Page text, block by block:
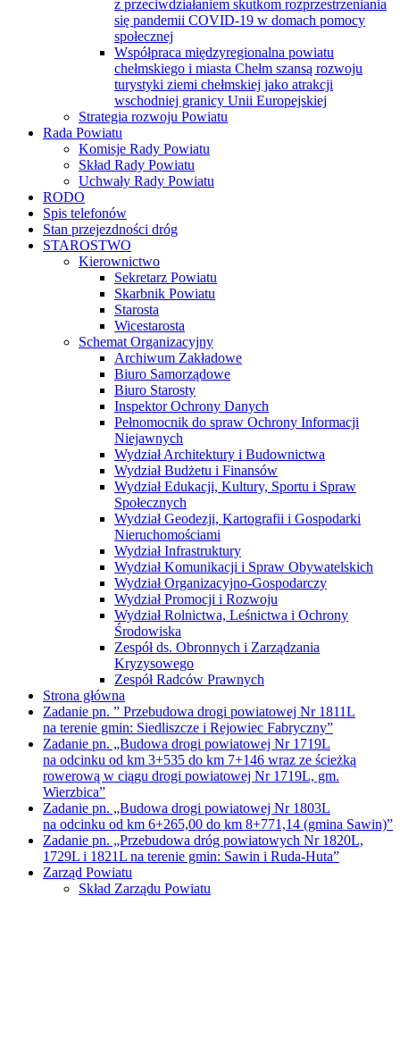
z przeciwdziałaniem skutkom rozprzestrzeniania
się pandemii COVID-19 w domach pomocy
społecznej
Współpraca międzyregionalna powiatu
chełmskiego i miasta Chełm szansą rozwoju
turystyki ziemi chełmskiej jako atrakcji
wschodniej granicy Unii Europejskiej
Strategia rozwoju Powiatu
Rada Powiatu
Komisje Rady Powiatu
Skład Rady Powiatu
Uchwały Rady Powiatu
RODO
Spis telefonów
Stan przejezdności dróg
STAROSTWO
Kierownictwo
Sekretarz Powiatu
Skarbnik Powiatu
Starosta
Wicestarosta
Schemat Organizacyjny
Archiwum Zakładowe
Biuro Samorządowe
Biuro Starosty
Inspektor Ochrony Danych
Pełnomocnik do spraw Ochrony Informacji
Niejawnych
Wydział Architektury i Budownictwa
Wydział Budżetu i Finansów
Wydział Edukacji, Kultury, Sportu i Spraw
Społecznych
Wydział Geodezji, Kartografii i Gospodarki
Nieruchomościami
Wydział Infrastruktury
Wydział Komunikacji i Spraw Obywatelskich
Wydział Organizacyjno-Gospodarczy
Wydział Promocji i Rozwoju
Wydział Rolnictwa, Leśnictwa i Ochrony
Środowiska
Zespół ds. Obronnych i Zarządzania
Kryzysowego
Zespół Radców Prawnych
Strona główna
Zadanie pn. ” Przebudowa drogi powiatowej Nr 1811L
na terenie gmin: Siedliszcze i Rejowiec Fabryczny”
Zadanie pn. „Budowa drogi powiatowej Nr 1719L
na odcinku od km 3+535 do km 7+146 wraz ze ścieżką
rowerową w ciągu drogi powiatowej Nr 1719L, gm.
Wierzbica”
Zadanie pn. „Budowa drogi powiatowej Nr 1803L
na odcinku od km 6+265,00 do km 8+771,14 (gmina Sawin)”
Zadanie pn. „Przebudowa dróg powiatowych Nr 1820L,
1729L i 1821L na terenie gmin: Sawin i Ruda-Huta”
Zarząd Powiatu
Skład Zarządu Powiatu